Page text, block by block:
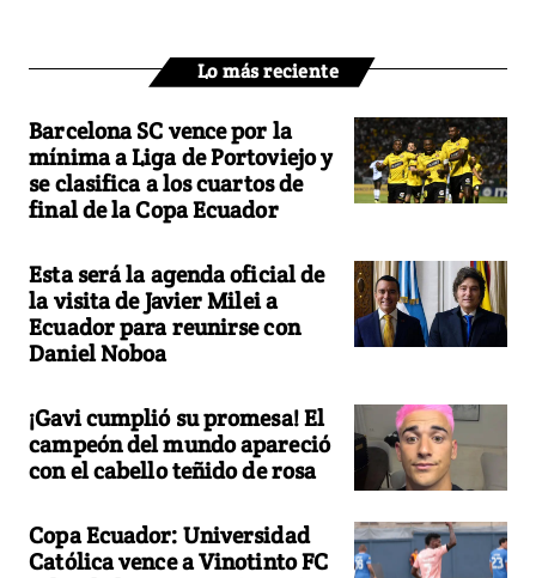
Lo más reciente
Barcelona SC vence por la
mínima a Liga de Portoviejo y
se clasifica a los cuartos de
final de la Copa Ecuador
Esta será la agenda oficial de
la visita de Javier Milei a
Ecuador para reunirse con
Daniel Noboa
¡Gavi cumplió su promesa! El
campeón del mundo apareció
con el cabello teñido de rosa
Copa Ecuador: Universidad
Católica vence a Vinotinto FC